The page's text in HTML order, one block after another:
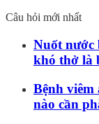
Câu hỏi mới nhất
Nuốt nước
khó thở là
Bệnh
nào cần